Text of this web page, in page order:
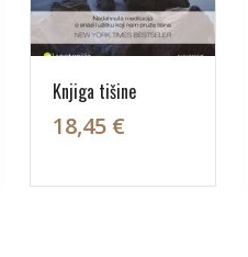
Knjiga tišine
18,45 €